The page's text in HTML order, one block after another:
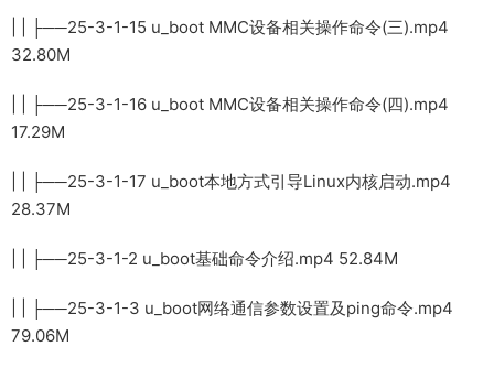
| | ├──25-3-1-15 u_boot MMC设备相关操作命令(三).mp4
32.80M
| | ├──25-3-1-16 u_boot MMC设备相关操作命令(四).mp4
17.29M
| | ├──25-3-1-17 u_boot本地方式引导Linux内核启动.mp4
28.37M
| | ├──25-3-1-2 u_boot基础命令介绍.mp4 52.84M
| | ├──25-3-1-3 u_boot网络通信参数设置及ping命令.mp4
79.06M